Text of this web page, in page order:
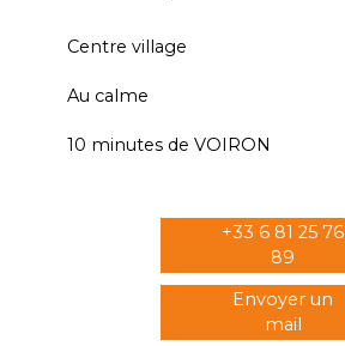
Centre village
Au calme
10 minutes de VOIRON
+33 6 81 25 76
89
Envoyer un
mail